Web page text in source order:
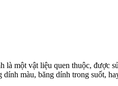
là một vật liệu quen thuộc, được
màu, băng dính trong suốt,